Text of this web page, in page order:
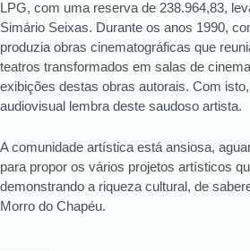
LPG, com uma reserva de 238.964,83,
Simário Seixas. Durante os anos 1990,
produzia obras cinematográficas que
teatros transformados em salas de
exibições destas obras autorais. Com
audiovisual lembra deste saudoso artista.
A comunidade artística está ansiosa,
para propor os vários projetos artísticos
demonstrando a riqueza cultural, de
Morro do Chapéu.